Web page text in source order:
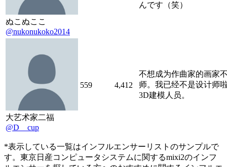
ぬこぬここ
@nukonukoko2014
んです（笑）
大艺术家二福
@D__cup
559 4,412
不想成为作曲家的画家
师。我已经不是设计师
3D建模人员。
*表示している一覧はインフルエンサーリストのサンプルで
す。東京日産コンピュータシステムに関するmixi2のインフ